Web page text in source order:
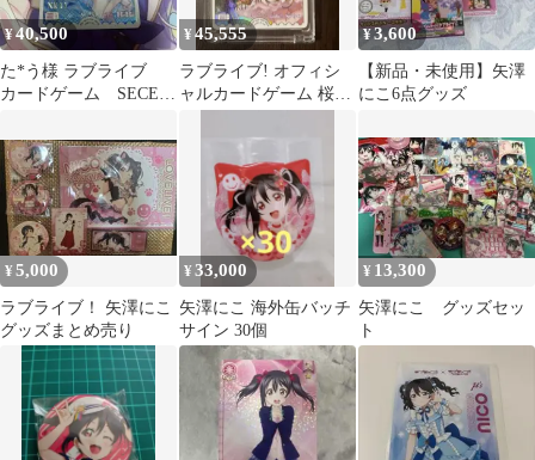
¥40,500
た*う様 ラブライブ
カードゲーム SECE
BIBI
¥45,555
ラブライブ! オフィシ
ャルカードゲーム 桜小
¥3,600
【新品・未使用】矢澤
にこ6点グッズ
¥5,000
ラブライブ！ 矢澤にこ
グッズまとめ売り
¥33,000
矢澤にこ 海外缶バッチ
サイン 30個
¥ 13,300
矢澤にこ グッズセッ
ト